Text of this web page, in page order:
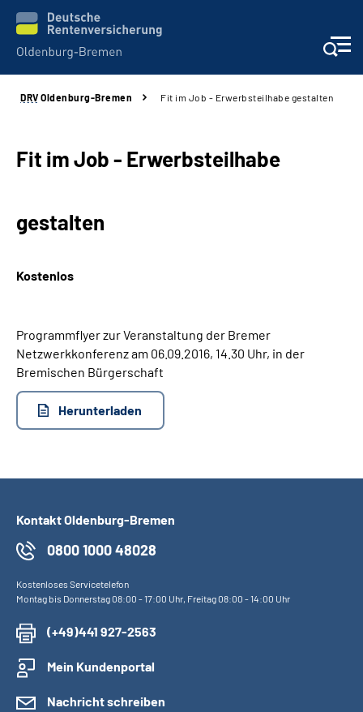
Services
Beratung und Kontakt
Über Uns
Inhalte in Gebärdensprache (DGS)
Leichte Sprache
DRV Oldenburg-Bremen Fit im Job - Erwerbsteilhabe gestalten
Fit im Job - Erwerbsteilhabe
gestalten
Kostenlos
Programmflyer zur Veranstaltung der Bremer
Netzwerkkonferenz am 06.09.2016, 14.30 Uhr, in der
Bremischen Bürgerschaft
Herunterladen
Kontakt Oldenburg-Bremen
0800 1000 48028
Kostenloses Servicetelefon
Montag bis Donnerstag 08:00 - 17:00 Uhr, Freitag 08:00 - 14:00 Uhr
(+49)441 927-2563
Mein Kundenportal
Nachricht schreiben